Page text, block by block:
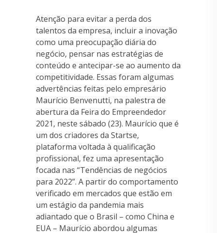
Atenção para evitar a perda dos
talentos da empresa, incluir a inovação
como uma preocupação diária do
negócio, pensar nas estratégias de
conteúdo e antecipar-se ao aumento da
competitividade. Essas foram algumas
advertências feitas pelo empresário
Maurício Benvenutti, na palestra de
abertura da Feira do Empreendedor
2021, neste sábado (23). Maurício que é
um dos criadores da Startse,
plataforma voltada à qualificação
profissional, fez uma apresentação
focada nas “Tendências de negócios
para 2022”. A partir do comportamento
verificado em mercados que estão em
um estágio da pandemia mais
adiantado que o Brasil – como China e
EUA – Maurício abordou algumas